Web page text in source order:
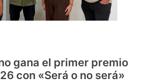
gana el primer premio
con «Será o no será»